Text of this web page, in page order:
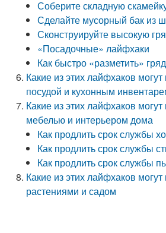
Соберите складную
Сделайте мусорный бак из
Сконструируйте высокую
«Посадочные» лайфхаки
Как быстро «разметить»
Какие из этих лайфхаков
посудой и кухонным
Какие из этих лайфхаков
мебелью и интерьером дома
Как продлить срок службы
Как продлить срок службы
Как продлить срок службы
Какие из этих лайфхаков
растениями и садом